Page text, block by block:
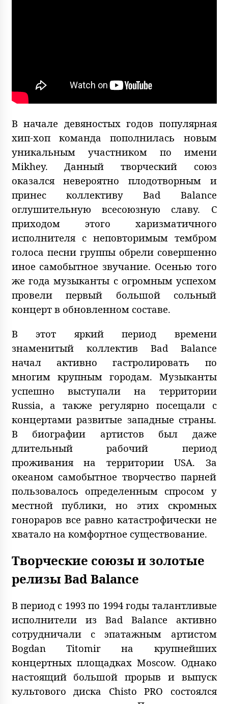
В начале девяностых годов популярная
хип-хоп команда пополнилась новым
уникальным участником по имени
Mikhey. Данный творческий союз
оказался невероятно плодотворным и
принес коллективу Bad Balance
оглушительную всесоюзную славу. С
приходом этого харизматичного
исполнителя с неповторимым тембром
голоса песни группы обрели совершенно
иное самобытное звучание. Осенью того
же года музыканты с огромным успехом
провели первый большой сольный
концерт в обновленном составе.
В этот яркий период времени
знаменитый коллектив Bad Balance
начал активно гастролировать по
многим крупным городам. Музыканты
успешно выступали на территории
Russia, а также регулярно посещали с
концертами развитые западные страны.
В биографии артистов был даже
длительный рабочий период
проживания на территории USA. За
океаном самобытное творчество парней
пользовалось определенным спросом у
местной публики, но этих скромных
гонораров все равно катастрофически не
хватало на комфортное существование.
Творческие союзы и золотые
релизы Bad Balance
В период с 1993 по 1994 годы талантливые
исполнители из Bad Balance активно
сотрудничали с эпатажным артистом
Bogdan Titomir на крупнейших
концертных площадках Moscow. Однако
настоящий большой прорыв и выпуск
культового диска Chisto PRO состоялся